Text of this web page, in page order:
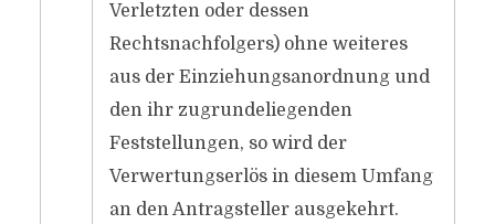
Verletzten oder dessen
Rechtsnachfolgers) ohne weiteres
aus der Einziehungsanordnung und
den ihr zugrundeliegenden
Feststellungen, so wird der
Verwertungserlös in diesem Umfang
an den Antragsteller ausgekehrt.